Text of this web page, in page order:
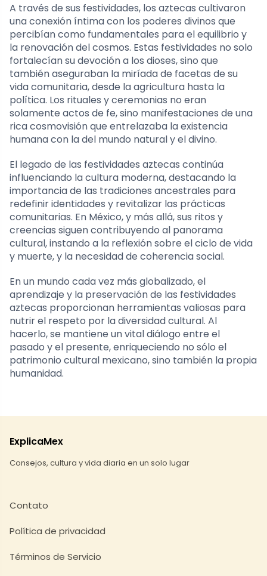
A través de sus festividades, los aztecas cultivaron
una conexión íntima con los poderes divinos que
percibían como fundamentales para el equilibrio y
la renovación del cosmos. Estas festividades no solo
fortalecían su devoción a los dioses, sino que
también aseguraban la miríada de facetas de su
vida comunitaria, desde la agricultura hasta la
política. Los rituales y ceremonias no eran
solamente actos de fe, sino manifestaciones de una
rica cosmovisión que entrelazaba la existencia
humana con la del mundo natural y el divino.
El legado de las festividades aztecas continúa
influenciando la cultura moderna, destacando la
importancia de las tradiciones ancestrales para
redefinir identidades y revitalizar las prácticas
comunitarias. En México, y más allá, sus ritos y
creencias siguen contribuyendo al panorama
cultural, instando a la reflexión sobre el ciclo de vida
y muerte, y la necesidad de coherencia social.
En un mundo cada vez más globalizado, el
aprendizaje y la preservación de las festividades
aztecas proporcionan herramientas valiosas para
nutrir el respeto por la diversidad cultural. Al
hacerlo, se mantiene un vital diálogo entre el
pasado y el presente, enriqueciendo no sólo el
patrimonio cultural mexicano, sino también la propia
humanidad.
ExplicaMex
Consejos, cultura y vida diaria en un solo lugar
Contato
Política de privacidad
Términos de Servicio